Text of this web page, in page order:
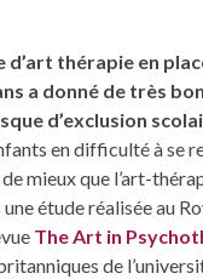
d’art thérapie en
a donné de très
d’exclusion
en difficulté à se
mieux que l’art-
une étude réalisée au
The Art in
de